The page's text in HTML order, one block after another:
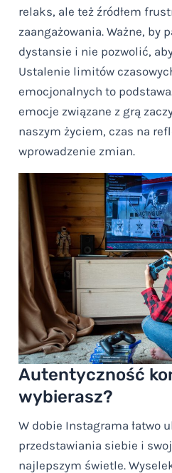
relaks, ale też źródłem
zaangażowania. Ważne, by
dystansie i nie pozwolić,
Ustalenie limitów
emocjonalnych to
emocje związane z grą
naszym życiem, czas na
wprowadzenie zmian.
Autentyczność
wybierasz?
W dobie Instagrama łatwo
przedstawiania siebie i
najlepszym świetle.